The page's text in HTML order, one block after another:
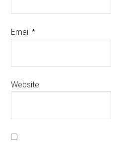
Email*
Website